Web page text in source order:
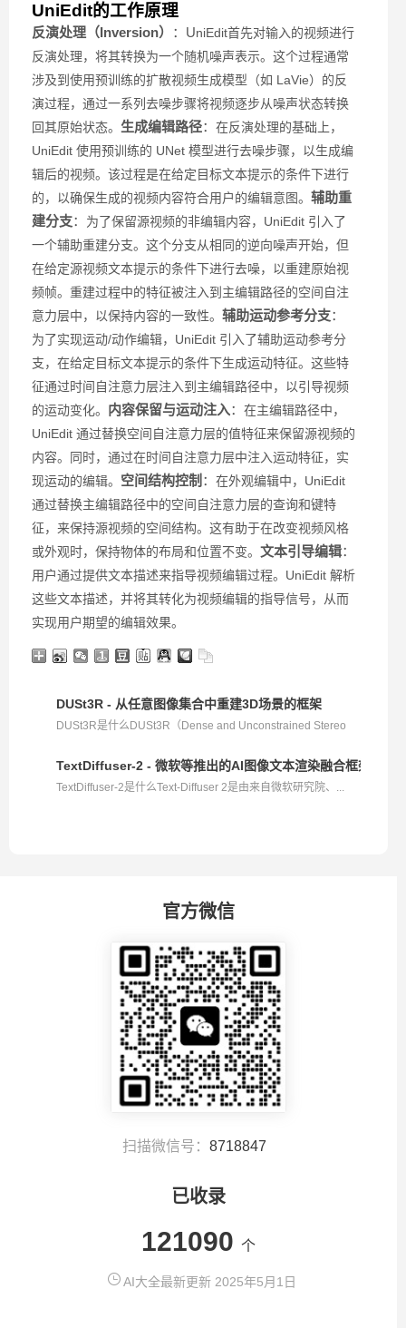
UniEdit的工作原理
反演处理（Inversion） ：UniEdit首先对输入的视频进行
反演处理，将其转换为一个随机噪声表示。这个过程通常
涉及到使用预训练的扩散视频生成模型（如 LaVie）的反
演过程，通过一系列去噪步骤将视频逐步从噪声状态转换
回其原始状态。 生成编辑路径： 在反演处理的基础上，
UniEdit 使用预训练的 UNet 模型进行去噪步骤，以生成编
辑后的视频。该过程是在给定目标文本提示的条件下进行
的，以确保生成的视频内容符合用户的编辑意图。 辅助重
建分支： 为了保留源视频的非编辑内容，UniEdit 引入了
一个辅助重建分支。这个分支从相同的逆向噪声开始，但
在给定源视频文本提示的条件下进行去噪，以重建原始视
频帧。重建过程中的特征被注入到主编辑路径的空间自注
意力层中，以保持内容的一致性。 辅助运动参考分支：
为了实现运动/动作编辑，UniEdit 引入了辅助运动参考分
支，在给定目标文本提示的条件下生成运动特征。这些特
征通过时间自注意力层注入到主编辑路径中，以引导视频
的运动变化。 内容保留与运动注入： 在主编辑路径中，
UniEdit 通过替换空间自注意力层的值特征来保留源视频的
内容。同时，通过在时间自注意力层中注入运动特征，实
现运动的编辑。 空间结构控制 ： 在外观编辑中，UniEdit
通过替换主编辑路径中的空间自注意力层的查询和键特
征，来保持源视频的空间结构。这有助于在改变视频风格
或外观时，保持物体的布局和位置不变。 文本引导编辑：
用户通过提供文本描述来指导视频编辑过程。UniEdit 解析
这些文本描述，并将其转化为视频编辑的指导信号，从而
实现用户期望的编辑效果。
DUSt3R - 从任意图像集合中重建3D场景的框架
DUSt3R是什么DUSt3R（Dense and Unconstrained Stereo
TextDiffuser-2 - 微软等推出的AI图像文本渲染融合框架
TextDiffuser-2是什么Text-Diffuser 2是由来自微软研究院、...
官方微信
扫描微信号： 8718847
已收录
121090 个
AI大全最新更新 2025年5月1日